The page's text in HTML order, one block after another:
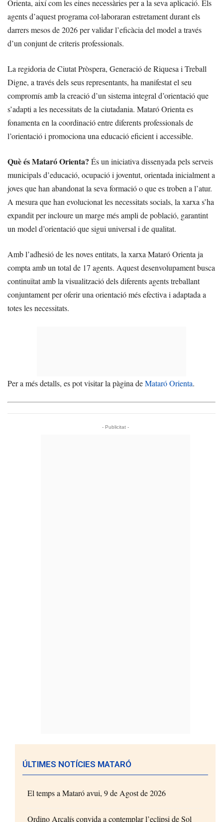
Orienta, així com les eines necessàries per a la seva aplicació. Els
agents d’aquest programa col·laboraran estretament durant els
darrers mesos de 2026 per validar l’eficàcia del model a través
d’un conjunt de criteris professionals.
La regidoria de Ciutat Pròspera, Generació de Riquesa i Treball
Digne, a través dels seus representants, ha manifestat el seu
compromís amb la creació d’un sistema integral d’orientació que
s’adapti a les necessitats de la ciutadania. Mataró Orienta es
fonamenta en la coordinació entre diferents professionals de
l’orientació i promociona una educació eficient i accessible.
Què és Mataró Orienta? És un iniciativa dissenyada pels serveis
municipals d’educació, ocupació i joventut, orientada inicialment a
joves que han abandonat la seva formació o que es troben a l’atur.
A mesura que han evolucionat les necessitats socials, la xarxa s’ha
expandit per incloure un marge més ampli de població, garantint
un model d’orientació que sigui universal i de qualitat.
Amb l’adhesió de les noves entitats, la xarxa Mataró Orienta ja
compta amb un total de 17 agents. Aquest desenvolupament busca
continuïtat amb la visualització dels diferents agents treballant
conjuntament per oferir una orientació més efectiva i adaptada a
totes les necessitats.
Per a més detalls, es pot visitar la pàgina deMataró Orienta.
- Publicitat -
ÚLTIMES NOTÍCIES MATARÓ
El temps a Mataró avui, 9 de Agost de 2026
Ordino Arcalís convida a contemplar l’eclipsi de Sol